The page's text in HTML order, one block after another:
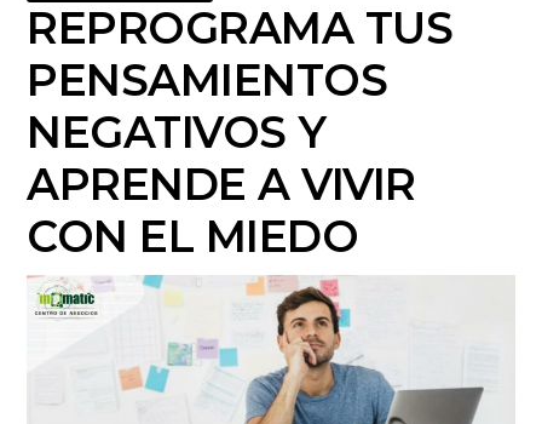
REPROGRAMA TUS
PENSAMIENTOS
NEGATIVOS Y
APRENDE A VIVIR
CON EL MIEDO